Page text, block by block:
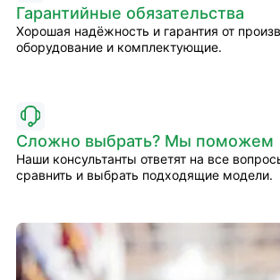
Гарантийные обязательства
Хорошая надёжность и гарантия от
оборудование и комплектующие.
Сложно выбрать? Мы поможем
Наши консультанты ответят на все
сравнить и выбрать подходящие модели.